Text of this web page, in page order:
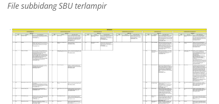
File subbidang SBU terlampir